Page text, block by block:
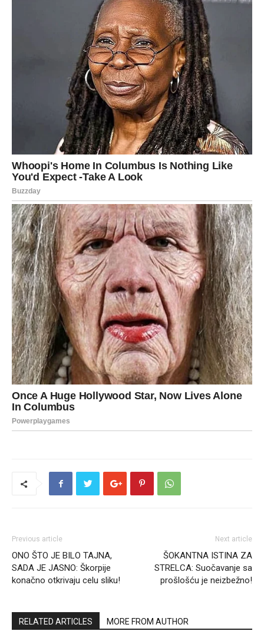
Previous article
ONO ŠTO JE BILO TAJNA,
SADA JE JASNO: Škorpije
konačno otkrivaju celu sliku!
Next article
ŠOKANTNA ISTINA ZA
STRELCA: Suočavanje sa
prošlošću je neizbežno!
RELATED ARTICLES MORE FROM AUTHOR